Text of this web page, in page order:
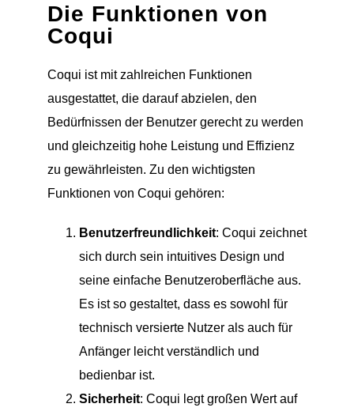
Die Funktionen von
Coqui
Coqui ist mit zahlreichen Funktionen
ausgestattet, die darauf abzielen, den
Bedürfnissen der Benutzer gerecht zu werden
und gleichzeitig hohe Leistung und Effizienz
zu gewährleisten. Zu den wichtigsten
Funktionen von Coqui gehören:
Benutzerfreundlichkeit: Coqui zeichnet
sich durch sein intuitives Design und
seine einfache Benutzeroberfläche aus.
Es ist so gestaltet, dass es sowohl für
technisch versierte Nutzer als auch für
Anfänger leicht verständlich und
bedienbar ist.
Sicherheit: Coqui legt großen Wert auf